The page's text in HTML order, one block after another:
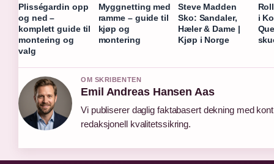
Plisségardin opp
og ned –
komplett guide til
montering og
valg
Myggnetting med
ramme – guide til
kjøp og
montering
Steve Madden
Sko: Sandaler,
Hæler & Dame |
Kjøp i Norge
i
OM SKRIBENTEN
Emil Andreas Hansen Aas
Vi publiserer daglig faktabasert dekning med
redaksjonell kvalitetssikring.